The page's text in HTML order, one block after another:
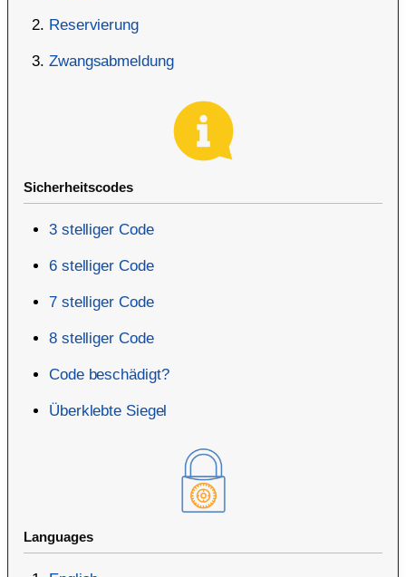
Reservierung
Zwangsabmeldung
Sicherheitscodes
3 stelliger Code
6 stelliger Code
7 stelliger Code
8 stelliger Code
Code beschädigt?
Überklebte Siegel
Languages